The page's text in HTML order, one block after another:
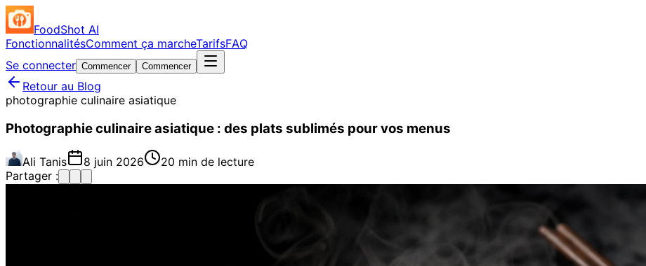
FoodShot AI
FonctionnalitésComment ça marcheTarifsFAQ
Se connecter Commencer Commencer
Retour au Blog
photographie culinaire asiatique
Photographie culinaire asiatique : des plats sublimés pour vos menus
Ali Tanis 8 juin 2026
20 min de lecture
Partager :